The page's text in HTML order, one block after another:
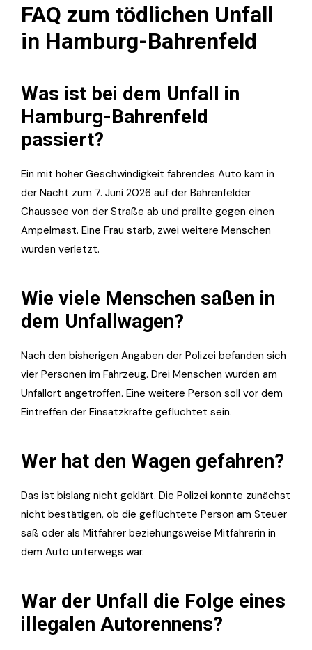
FAQ zum tödlichen Unfall
in Hamburg-Bahrenfeld
Was ist bei dem Unfall in
Hamburg-Bahrenfeld
passiert?
Ein mit hoher Geschwindigkeit fahrendes Auto kam in
der Nacht zum 7. Juni 2026 auf der Bahrenfelder
Chaussee von der Straße ab und prallte gegen einen
Ampelmast. Eine Frau starb, zwei weitere Menschen
wurden verletzt.
Wie viele Menschen saßen in
dem Unfallwagen?
Nach den bisherigen Angaben der Polizei befanden sich
vier Personen im Fahrzeug. Drei Menschen wurden am
Unfallort angetroffen. Eine weitere Person soll vor dem
Eintreffen der Einsatzkräfte geflüchtet sein.
Wer hat den Wagen gefahren?
Das ist bislang nicht geklärt. Die Polizei konnte zunächst
nicht bestätigen, ob die geflüchtete Person am Steuer
saß oder als Mitfahrer beziehungsweise Mitfahrerin in
dem Auto unterwegs war.
War der Unfall die Folge eines
illegalen Autorennens?